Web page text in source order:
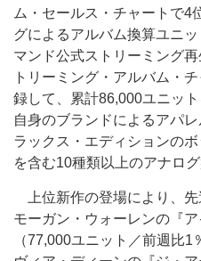
ム・セールス・チャートで4
グによるアルバム換算ユニ
マンド公式ストリーミング
トリーミング・アルバム・
録して、累計86,000ユニッ
自身のブランドによるアパ
ラックス・エディションの
を含む10種類以上のアナロ
上位新作の登場により、先
モーガン・ウォーレンの『ア
（77,000ユニット／前週比